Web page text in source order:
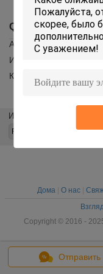
QC Profile
Аттестация КЭ
Измерение твердости
КММ измерение
Отправить
Измените язык
Дома О нас
Copyright © 2016 -